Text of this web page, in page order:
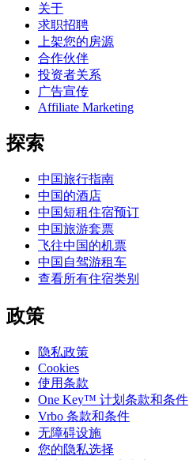
关于
求职招聘
上架您的房源
合作伙伴
投资者关系
广告宣传
Affiliate Marketing
探索
中国旅行指南
中国的酒店
中国短租住宿预订
中国旅游套票
飞往中国的机票
中国自驾游租车
查看所有住宿类别
政策
隐私政策
Cookies
使用条款
One Key™ 计划条款和条件
Vrbo 条款和条件
无障碍设施
您的隐私选择